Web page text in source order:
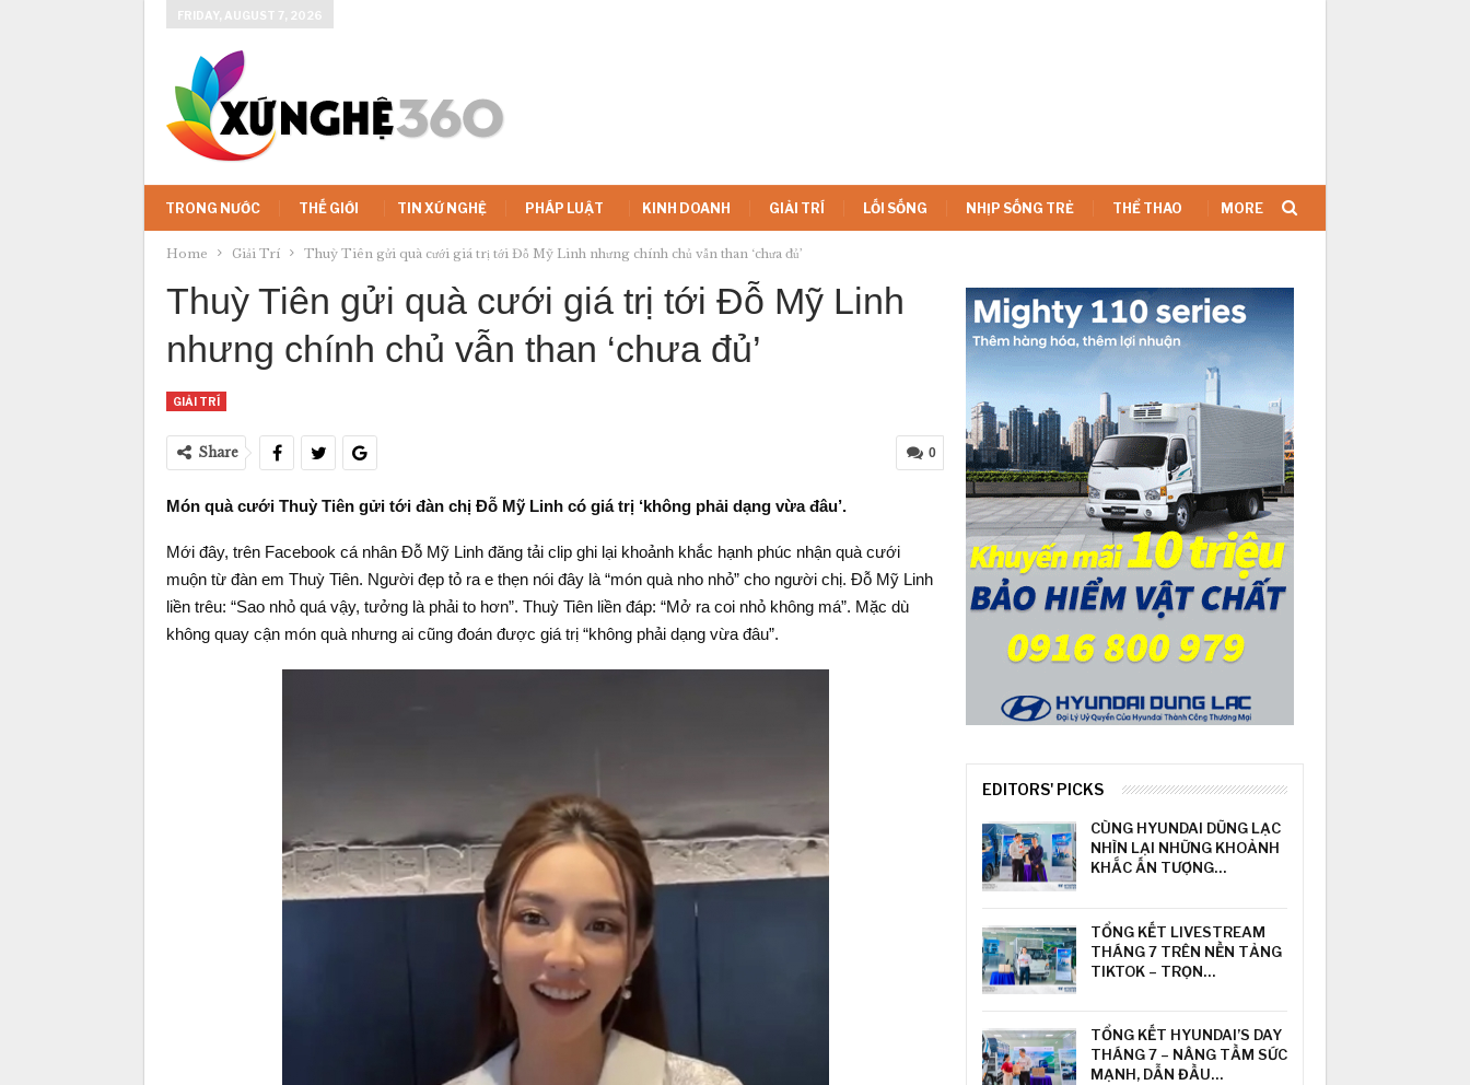
FRIDAY, AUGUST 7, 2026
TRONG NƯỚC THẾ GIỚI TIN XỨ NGHỆ PHÁP LUẬT KINH DOANH GIẢI TRÍ LỐI SỐNG NHỊP SỐNG TRẺ THỂ THAO MORE
Home Giải Trí Thuỳ Tiên gửi quà cưới giá trị tới Đỗ Mỹ Linh nhưng chính chủ vẫn than ‘chưa đủ’
Thuỳ Tiên gửi quà cưới giá trị tới Đỗ Mỹ Linh
nhưng chính chủ vẫn than ‘chưa đủ’
GIẢI TRÍ
0
Share
Món quà cưới Thuỳ Tiên gửi tới đàn chị Đỗ Mỹ Linh có giá trị ‘không phải dạng vừa đâu’.
Mới đây, trên Facebook cá nhân Đỗ Mỹ Linh đăng tải clip ghi lại khoảnh khắc hạnh phúc nhận quà cưới
muộn từ đàn em Thuỳ Tiên. Người đẹp tỏ ra e thẹn nói đây là “món quà nho nhỏ” cho người chị. Đỗ Mỹ Linh
liền trêu: “Sao nhỏ quá vậy, tưởng là phải to hơn”. Thuỳ Tiên liền đáp: “Mở ra coi nhỏ không má”. Mặc dù
không quay cận món quà nhưng ai cũng đoán được giá trị “không phải dạng vừa đâu”.
EDITORS' PICKS
CÙNG HYUNDAI DŨNG LẠC
NHÌN LẠI NHỮNG KHOẢNH
KHẮC ẤN TƯỢNG…
TỔNG KẾT LIVESTREAM
THÁNG 7 TRÊN NỀN TẢNG
TIKTOK – TRỌN…
TỔNG KẾT HYUNDAI’S DAY
THÁNG 7 – NÂNG TẦM SỨC
MẠNH, DẪN ĐẦU…